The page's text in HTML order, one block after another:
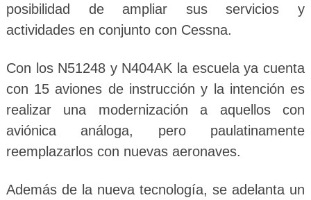
posibilidad de ampliar sus servicios y
actividades en conjunto con Cessna.
Con los N51248 y N404AK la escuela ya cuenta
con 15 aviones de instrucción y la intención es
realizar una modernización a aquellos con
aviónica análoga, pero paulatinamente
reemplazarlos con nuevas aeronaves.
Además de la nueva tecnología, se adelanta un